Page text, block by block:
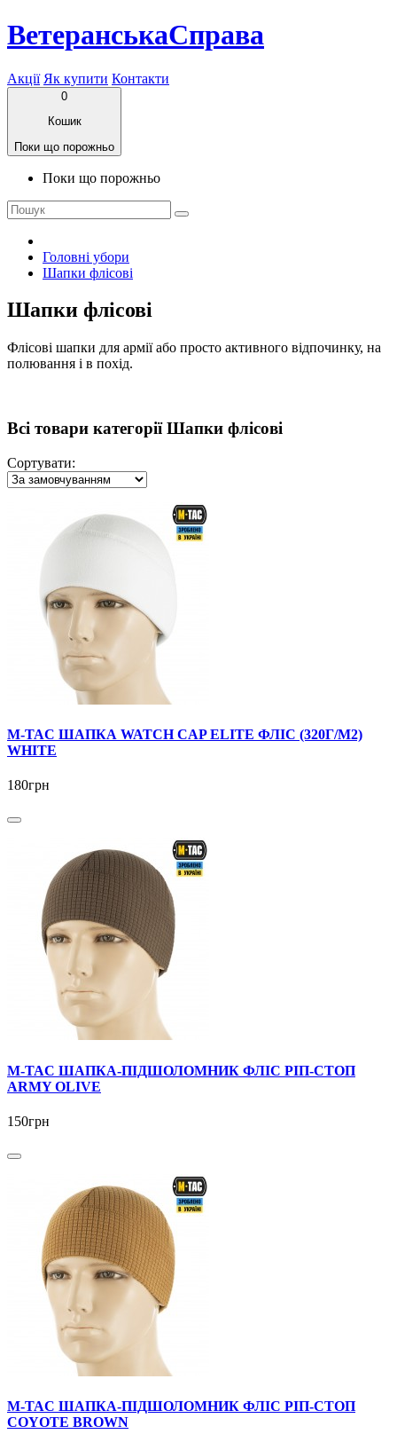
ВетеранськаСправа
Акції Як купити Контакти
0
Кошик
Поки що порожньо
Поки що порожньо
Головні убори
Шапки флісові
Шапки флісові
Флісові шапки для армії або просто активного відпочинку, на
полювання і в похід.
Всі товари категорії Шапки флісові
Сортувати:
M-TAC ШАПКА WATCH CAP ELITE ФЛІС (320Г/М2)
WHITE
180грн
M-TAC ШАПКА-ПІДШОЛОМНИК ФЛІС РІП-СТОП
ARMY OLIVE
150грн
M-TAC ШАПКА-ПІДШОЛОМНИК ФЛІС РІП-СТОП
COYOTE BROWN